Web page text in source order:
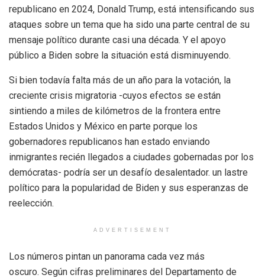
republicano en 2024, Donald Trump, está intensificando sus
ataques sobre un tema que ha sido una parte central de su
mensaje político durante casi una década. Y el apoyo
público a Biden sobre la situación está disminuyendo.
Si bien todavía falta más de un año para la votación, la
creciente crisis migratoria -cuyos efectos se están
sintiendo a miles de kilómetros de la frontera entre
Estados Unidos y México en parte porque los
gobernadores republicanos han estado enviando
inmigrantes recién llegados a ciudades gobernadas por los
demócratas- podría ser un desafío desalentador. un lastre
político para la popularidad de Biden y sus esperanzas de
reelección.
ADVERTISEMENT
Los números pintan un panorama cada vez más
oscuro. Según cifras preliminares del Departamento de